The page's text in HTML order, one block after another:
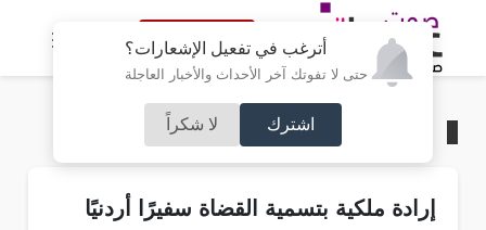
أترغب في تفعيل الإشعارات؟
حتى لا تفوتك آخر الأحداث والأخبار العاجلة
اشترك لا شكراً
النسخة الكاملة
محليات
إرادة ملكية بتسمية القضاة سفيرًا أردنيًا